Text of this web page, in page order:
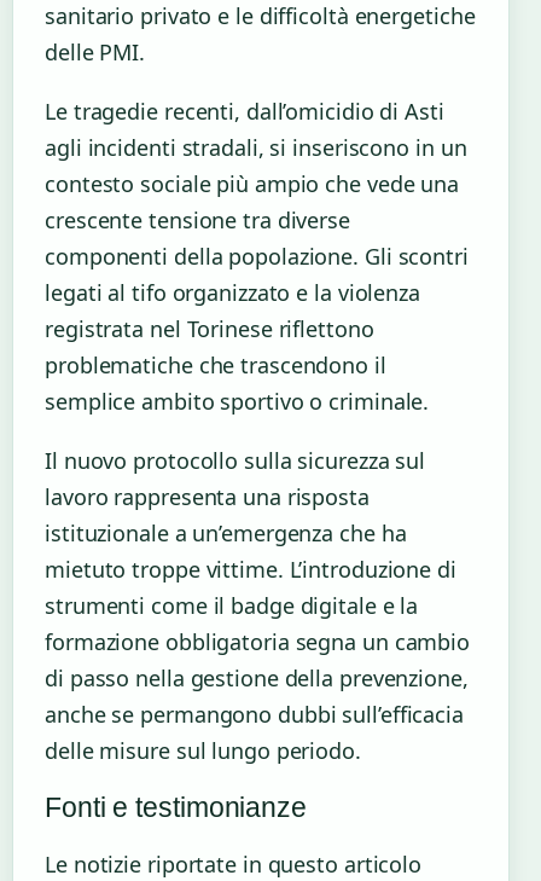
sanitario privato e le difficoltà energetiche
delle PMI.
Le tragedie recenti, dall’omicidio di Asti
agli incidenti stradali, si inseriscono in un
contesto sociale più ampio che vede una
crescente tensione tra diverse
componenti della popolazione. Gli scontri
legati al tifo organizzato e la violenza
registrata nel Torinese riflettono
problematiche che trascendono il
semplice ambito sportivo o criminale.
Il nuovo protocollo sulla sicurezza sul
lavoro rappresenta una risposta
istituzionale a un’emergenza che ha
mietuto troppe vittime. L’introduzione di
strumenti come il badge digitale e la
formazione obbligatoria segna un cambio
di passo nella gestione della prevenzione,
anche se permangono dubbi sull’efficacia
delle misure sul lungo periodo.
Fonti e testimonianze
Le notizie riportate in questo articolo